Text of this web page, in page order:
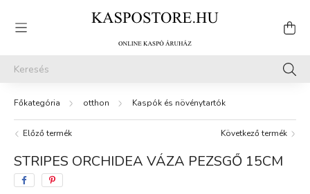
otthon Kaspók és növénytartók
Előző termék Következő termék
STRIPES ORCHIDEA VÁZA PEZSGŐ 15CM